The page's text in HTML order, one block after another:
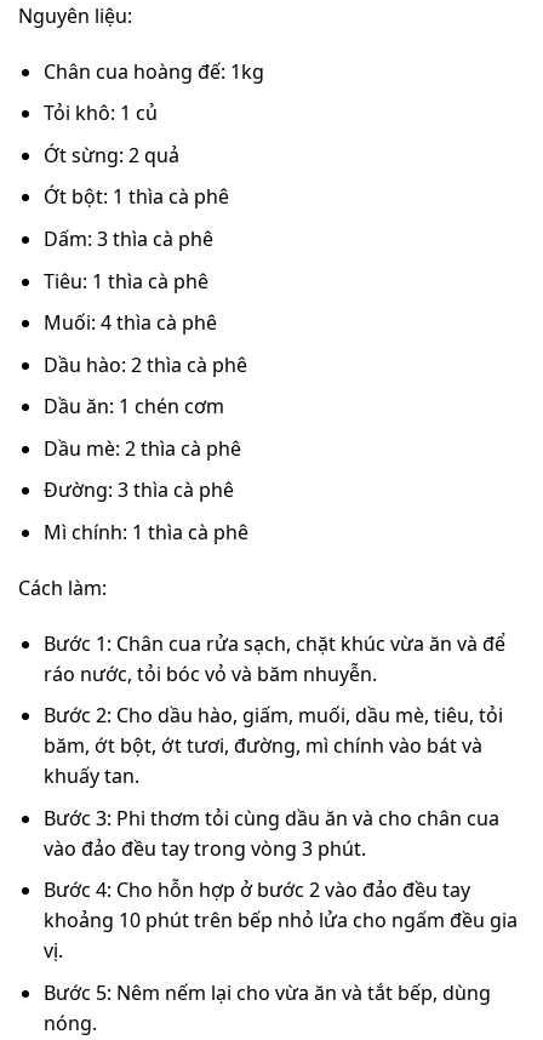
Nguyên liệu:
Chân cua hoàng đế: 1kg
Tỏi khô: 1 củ
Ớt sừng: 2 quả
Ớt bột: 1 thìa cà phê
Dấm: 3 thìa cà phê
Tiêu: 1 thìa cà phê
Muối: 4 thìa cà phê
Dầu hào: 2 thìa cà phê
Dầu ăn: 1 chén cơm
Dầu mè: 2 thìa cà phê
Đường: 3 thìa cà phê
Mì chính: 1 thìa cà phê
Cách làm:
Bước 1: Chân cua rửa sạch, chặt khúc vừa ăn và để
ráo nước, tỏi bóc vỏ và băm nhuyễn.
Bước 2: Cho dầu hào, giấm, muối, dầu mè, tiêu, tỏi
băm, ớt bột, ớt tươi, đường, mì chính vào bát và
khuấy tan.
Bước 3: Phi thơm tỏi cùng dầu ăn và cho chân cua
vào đảo đều tay trong vòng 3 phút.
Bước 4: Cho hỗn hợp ở bước 2 vào đảo đều tay
khoảng 10 phút trên bếp nhỏ lửa cho ngấm đều gia
vị.
Bước 5: Nêm nếm lại cho vừa ăn và tắt bếp, dùng
nóng.